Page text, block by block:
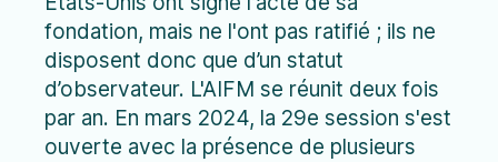
fondation, mais ne l'ont pas ratifié ; ils ne
disposent donc que d’un statut
d’observateur. L'AIFM se réunit deux fois
par an. En mars 2024, la 29e session s'est
ouverte avec la présence de plusieurs